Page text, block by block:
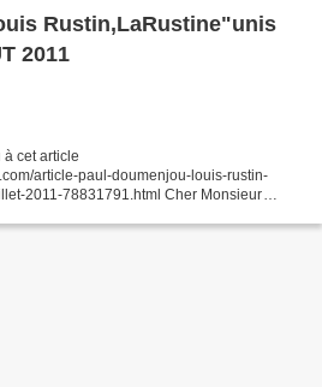
Rustin,LaRustine"unis
2011
cet article
article-paul-doumenjou-louis-rustin-
2011-78831791.html Cher Monsieur